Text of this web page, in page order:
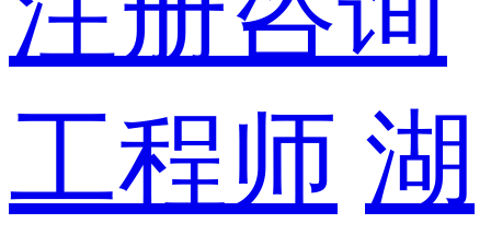
工程师 湖